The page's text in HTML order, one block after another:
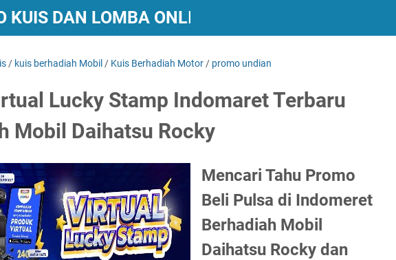
DAN LOMBA ONLINE BERHADIAH
/ kuis berhadiah Mobil / Kuis Berhadiah Motor / promo undian
Lucky Stamp Indomaret Terbaru
Mobil Daihatsu Rocky
Mencari Tahu Promo
Beli Pulsa di Indomeret
Berhadiah Mobil
Daihatsu Rocky dan